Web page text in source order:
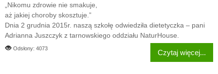
„Nikomu zdrowie nie smakuje,
aż jakiej choroby skosztuje.”
Dnia 2 grudnia 2015r. naszą szkołę odwiedziła dietetyczka – pani
Adrianna Juszczyk z tarnowskiego oddziału NaturHouse.
Odsłony: 4073 Czytaj więcej...